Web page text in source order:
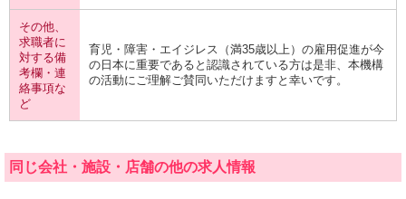
その他、
求職者に
対する備
考欄・連
絡事項な
ど
育児・障害・エイジレス（満35歳以上）の雇用促進が今
の日本に重要であると認識されている方は是非、本機構
の活動にご理解ご賛同いただけますと幸いです。
同じ会社・施設・店舗の他の求人情報